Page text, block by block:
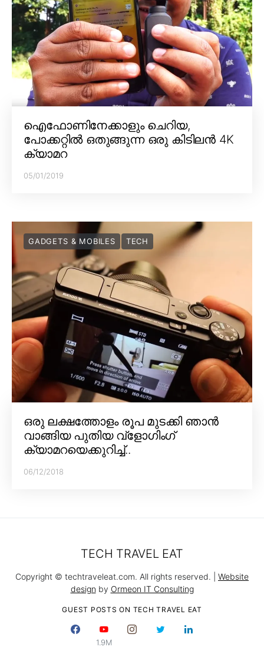
ഐഫോണിനേക്കാളും ചെറിയ,
പോക്കറ്റിൽ ഒതുങ്ങുന്ന ഒരു കിടിലൻ 4K
ക്യാമറ
05/01/2019
GADGETS & MOBILES TECH
ഒരു ലക്ഷത്തോളം രൂപ മുടക്കി ഞാൻ
വാങ്ങിയ പുതിയ വ്‌ളോഗിംഗ്
ക്യാമറയെക്കുറിച്ച്..
06/12/2018
GUEST POSTS ON TECH TRAVEL EAT
1.9M
TECH TRAVEL EAT
Copyright © techtraveleat.com. All rights reserved. | Website
design by Ormeon IT Consulting